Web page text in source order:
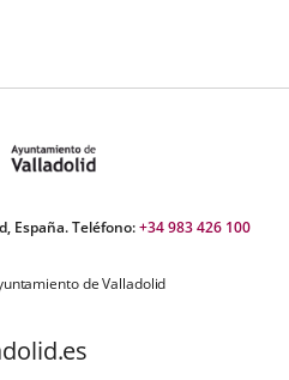
España. Teléfono:+34 983 426 100
de Valladolid